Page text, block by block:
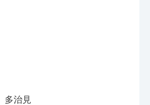
多治見